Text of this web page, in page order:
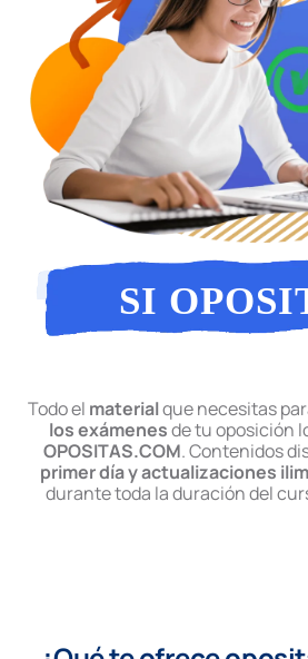
SI
Todo el materialque necesitas
los exámenesde tu oposición
OPOSITAS.COM. Contenidos
primer día y actualizaciones
durante toda la duración del